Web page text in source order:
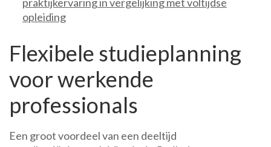
opleiding
Flexibele studieplanning
voor werkende
professionals
Een groot voordeel van een deeltijd